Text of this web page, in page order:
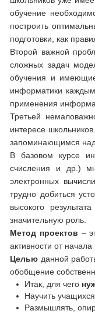
обучение
построить
подготовки, как
Второй важной
сложных задач
обучения и имеющие
информатики
применения
Третьей
интересе
запоминающимся
В базовом курсе
счисления и др.)
электронных
трудно добиться
высокого
значительную роль.
Метод проектов –
активности от
Целью данной
обобщение
Итак, для чего
Научить
Размышлять,